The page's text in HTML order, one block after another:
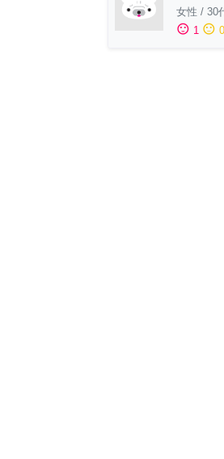
女性 / 30
sentiment_satisfied 1 sentiment_neutral 0